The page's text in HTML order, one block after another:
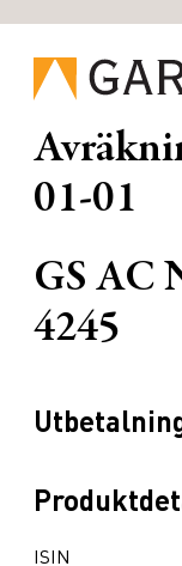
01-01
GS AC
4245
ISIN